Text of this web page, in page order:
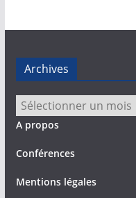
Archives
Archives
A propos
Conférences
Mentions légales